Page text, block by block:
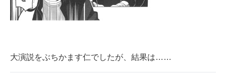
大演説をぶちかます仁でしたが、結果は……